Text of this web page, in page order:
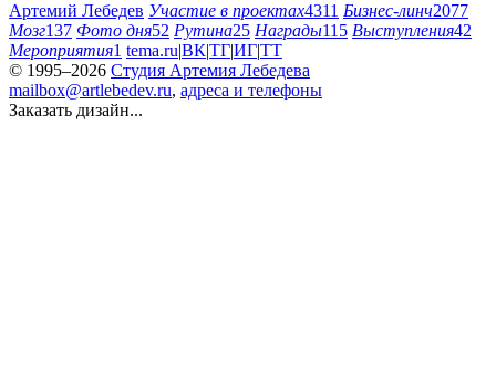
Артемий Лебедев Участие в проектах4311 Бизнес-линч2077
Мозг137 Фото дня52 Рутина25 Награды115 Выступления42
Мероприятия1 tema.ru|ВК|ТГ|ИГ|ТТ
© 1995–2026 Студия Артемия Лебедева
mailbox@artlebedev.ru, адреса и телефоны
Заказать дизайн...